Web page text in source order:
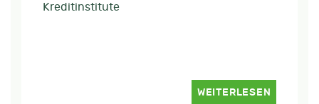
Kreditinstitute
WEITERLESEN